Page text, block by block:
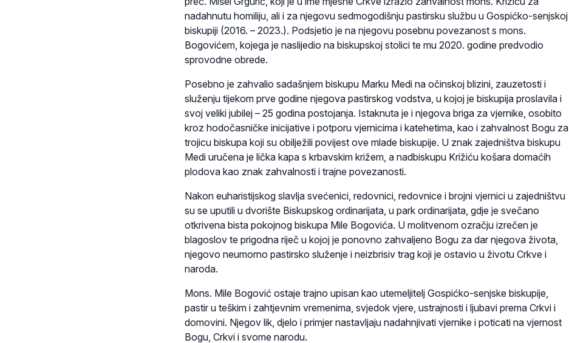
nadahnutu homiliju, ali i za njegovu sedmogodišnju pastirsku službu u Gospićko-senjskoj
biskupiji (2016. – 2023.). Podsjetio je na njegovu posebnu povezanost s mons.
Bogovićem, kojega je naslijedio na biskupskoj stolici te mu 2020. godine predvodio
sprovodne obrede.
Posebno je zahvalio sadašnjem biskupu Marku Medi na očinskoj blizini, zauzetosti i
služenju tijekom prve godine njegova pastirskog vodstva, u kojoj je biskupija proslavila i
svoj veliki jubilej – 25 godina postojanja. Istaknuta je i njegova briga za vjernike, osobito
kroz hodočasničke inicijative i potporu vjernicima i katehetima, kao i zahvalnost Bogu za
trojicu biskupa koji su obilježili povijest ove mlade biskupije. U znak zajedništva biskupu
Medi uručena je lička kapa s krbavskim križem, a nadbiskupu Križiću košara domaćih
plodova kao znak zahvalnosti i trajne povezanosti.
Nakon euharistijskog slavlja svećenici, redovnici, redovnice i brojni vjernici u zajedništvu
su se uputili u dvorište Biskupskog ordinarijata, u park ordinarijata, gdje je svečano
otkrivena bista pokojnog biskupa Mile Bogovića. U molitvenom ozračju izrečen je
blagoslov te prigodna riječ u kojoj je ponovno zahvaljeno Bogu za dar njegova života,
njegovo neumorno pastirsko služenje i neizbrisiv trag koji je ostavio u životu Crkve i
naroda.
Mons. Mile Bogović ostaje trajno upisan kao utemeljitelj Gospićko-senjske biskupije,
pastir u teškim i zahtjevnim vremenima, svjedok vjere, ustrajnosti i ljubavi prema Crkvi i
domovini. Njegov lik, djelo i primjer nastavljaju nadahnjivati vjernike i poticati na vjernost
Bogu, Crkvi i svome narodu.